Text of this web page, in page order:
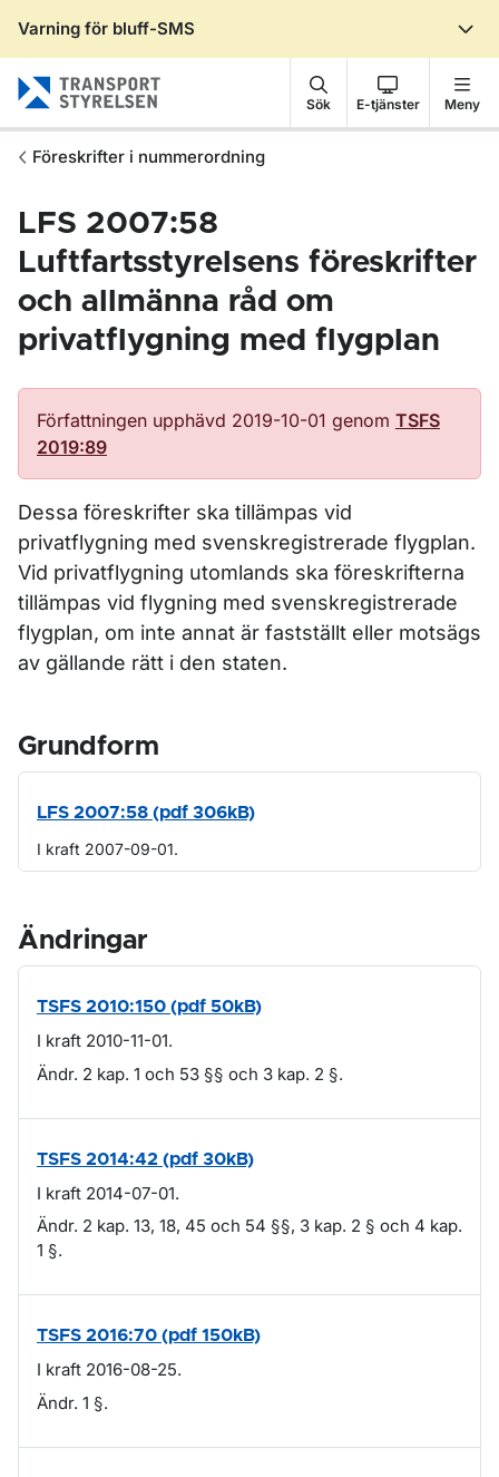
Varning för bluff-SMS
Sök E-tjänster Meny
Föreskrifter i nummerordning
LFS 2007:58
Luftfartsstyrelsens föreskrifter
och allmänna råd om
privatflygning med flygplan
Författningen upphävd 2019-10-01 genom TSFS
2019:89
Dessa föreskrifter ska tillämpas vid
privatflygning med svenskregistrerade flygplan.
Vid privatflygning utomlands ska föreskrifterna
tillämpas vid flygning med svenskregistrerade
flygplan, om inte annat är fastställt eller motsägs
av gällande rätt i den staten.
Grundform
LFS 2007:58 (pdf 306kB)
I kraft 2007-09-01.
Ändringar
TSFS 2010:150 (pdf 50kB)
I kraft 2010-11-01.
Ändr. 2 kap. 1 och 53 §§ och 3 kap. 2 §.
TSFS 2014:42 (pdf 30kB)
I kraft 2014-07-01.
Ändr. 2 kap. 13, 18, 45 och 54 §§, 3 kap. 2 § och 4 kap.
1 §.
TSFS 2016:70 (pdf 150kB)
I kraft 2016-08-25.
Ändr. 1 §.